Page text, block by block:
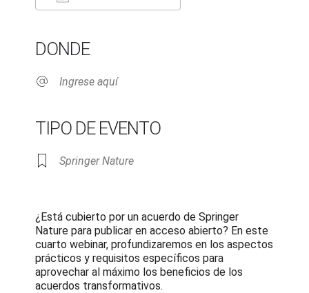
DONDE
Ingrese aquí
TIPO DE EVENTO
Springer Nature
¿Está cubierto por un acuerdo de Springer
Nature para publicar en acceso abierto? En este
cuarto webinar, profundizaremos en los aspectos
prácticos y requisitos específicos para
aprovechar al máximo los beneficios de los
acuerdos transformativos.